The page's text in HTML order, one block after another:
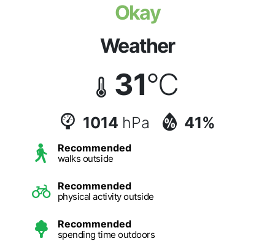
Okay
Weather
31°C
1014 hPa 41%
Recommended
walks outside
Recommended
physical activity outside
Recommended
spending time outdoors